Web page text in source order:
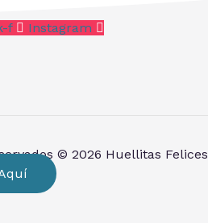
f Instagram
© 2026 Huellitas Felices